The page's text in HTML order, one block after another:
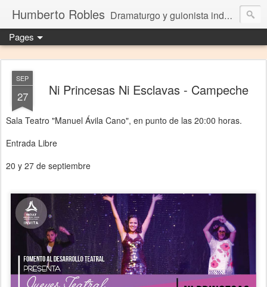
Humberto Robles Dramaturgo y guionista independiente
Pages
SEP
27 Ni Princesas Ni Esclavas - Campeche
Sala Teatro "Manuel Ávila Cano", en punto de las 20:00 horas.
Entrada Libre
20 y 27 de septiembre